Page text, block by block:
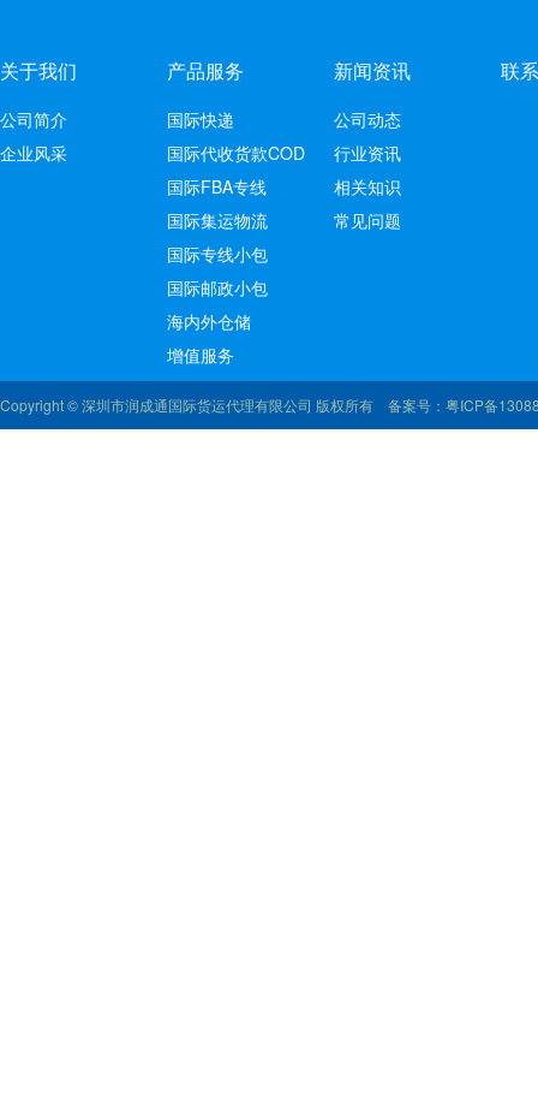
关于我们
公司简介
企业风采
产品服务
国际快递
国际代收货款COD
国际FBA专线
国际集运物流
国际专线小包
国际邮政小包
海内外仓储
增值服务
新闻资讯
公司动态
行业资讯
相关知识
常见问题
联
Copyright © 深圳市润成通国际货运代理有限公司 版权所有 备案号： 粤ICP备